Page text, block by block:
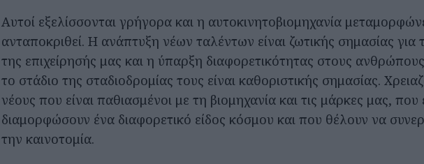
Αυτοί εξελίσσονται γρήγορα και η αυτοκινητοβιομηχανία
ανταποκριθεί. Η ανάπτυξη νέων ταλέντων είναι ζωτικής σημασίας για
της επιχείρησής μας και η ύπαρξη διαφορετικότητας στους
το στάδιο της σταδιοδρομίας τους είναι καθοριστικής σημασίας.
νέους που είναι παθιασμένοι με τη βιομηχανία και τις μάρκες μας,
διαμορφώσουν ένα διαφορετικό είδος κόσμου και που θέλουν να
την καινοτομία.